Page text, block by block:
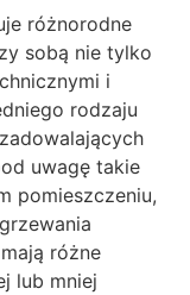
różnorodne
sobą nie tylko
i
rodzaju
uwagę takie
pomieszczeniu,
różne
lub mniej